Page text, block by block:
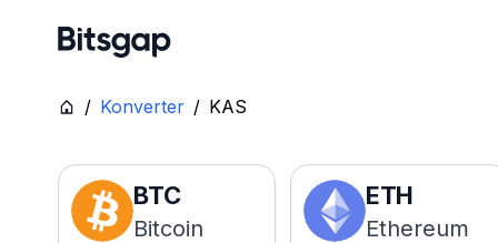
/ Konverter / KAS
BTC
Bitcoin
ETH
Ethereum